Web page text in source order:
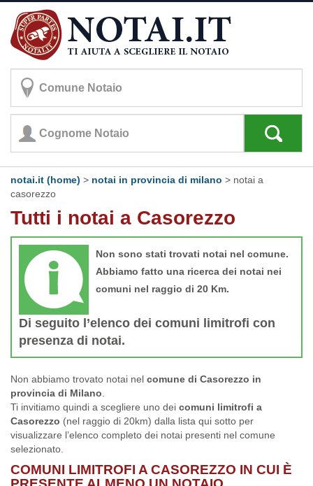
notai.it (home) > notai in provincia di milano > notai a
casorezzo
Tutti i notai a Casorezzo
Non sono stati trovati notai nel comune.
Abbiamo fatto una ricerca dei notai nei
comuni nel raggio di 20 Km.
Di seguito l’elenco dei comuni limitrofi con
presenza di notai.
Non abbiamo trovato notai nel comune di Casorezzo in
provincia di Milano
Ti invitiamo quindi a scegliere uno dei comuni limitrofi a
Casorezzo (nel raggio di 20km) dalla lista qui sotto per
visualizzare l’elenco completo dei notai presenti nel comune
selezionato.
COMUNI LIMITROFI A CASOREZZO IN CUI È